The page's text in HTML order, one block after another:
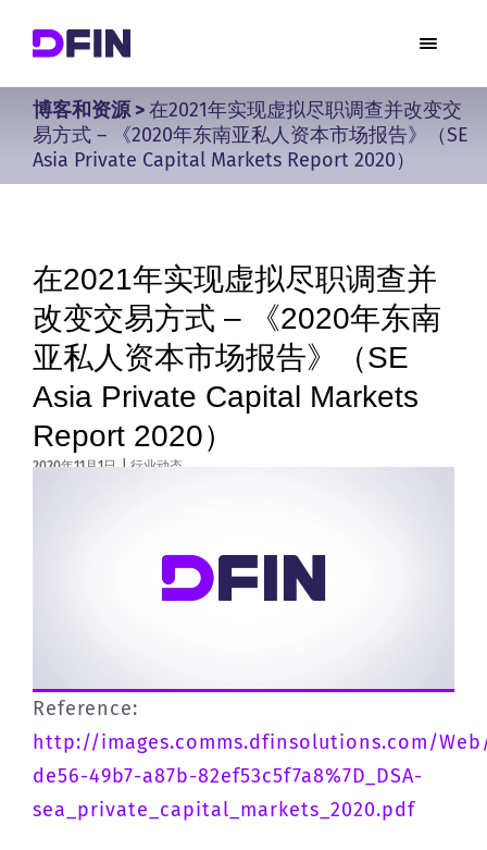
博客和资源>在2021年实现虚拟尽职调查并改变交
易方式 – 《2020年东南亚私人资本市场报告》（SE
Asia Private Capital Markets Report 2020）
在2021年实现虚拟尽职调查并
改变交易方式 – 《2020年东南
亚私人资本市场报告》（SE
Asia Private Capital Markets
Report 2020）
2020年11月1日 | 行业动态
Reference:
http://images.comms.dfinsolutions.com/
de56-49b7-a87b-82ef53c5f7a8%7D_DSA-
sea_private_capital_markets_2020.pdf